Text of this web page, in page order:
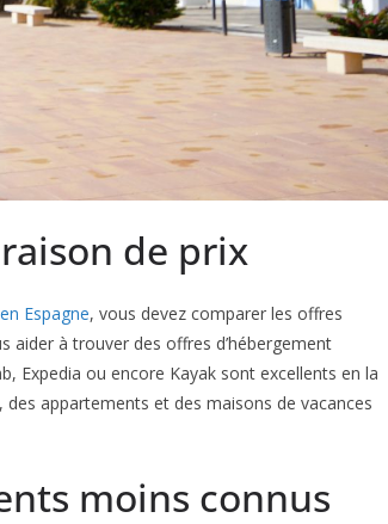
de prix
Espagne, vous devez comparer les offres
aider à trouver des offres d’hébergement
Expedia ou encore Kayak sont excellents en la
, des appartements et des maisons de vacances
moins connus